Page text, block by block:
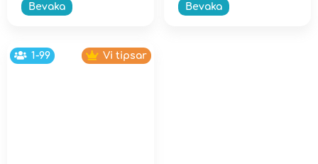
Bevaka Bevaka
1-99 Vi tipsar